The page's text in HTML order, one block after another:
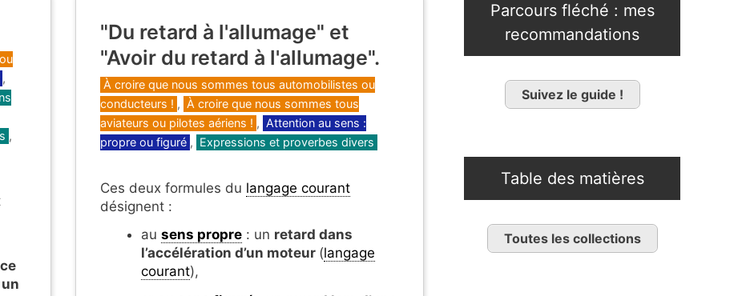
,
,
"Du retard à l'allumage" et
"Avoir du retard à l'allumage".
Catégories
À croire que nous sommes tous automobilistes ou
conducteurs ! , À croire que nous sommes tous
aviateurs ou pilotes aériens ! , Attention au sens :
propre ou figuré , Expressions et proverbes divers
Ces deux formules du langage courant
désignent :
au sens propre : un retard dans
l’accélération d’un moteur (langage
courant),
Parcours fléché : mes
recommandations
Suivez le guide !
Table des matières
Toutes les collections